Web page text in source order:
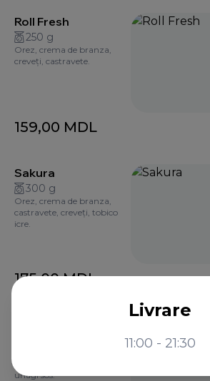
Livrare
11:00 - 21:30
Roll Fresh
250 g
Orez, crema de branza,
creveți, castravete.
159,00 MDL
Sakura
300 g
Orez, crema de branza,
castravete, creveți, tobico
icre.
175,00MDL
unagi sos.